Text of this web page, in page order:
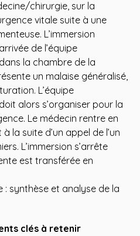
chirurgie, sur la
vitale suite à une
L’immersion
de l’équipe
la chambre de la
un malaise généralisé,
L’équipe
alors s’organiser pour la
Le médecin rentre en
la suite d’un appel de l’un
L’immersion s’arrête
est transférée en
: synthèse et analyse de la
clés à retenir